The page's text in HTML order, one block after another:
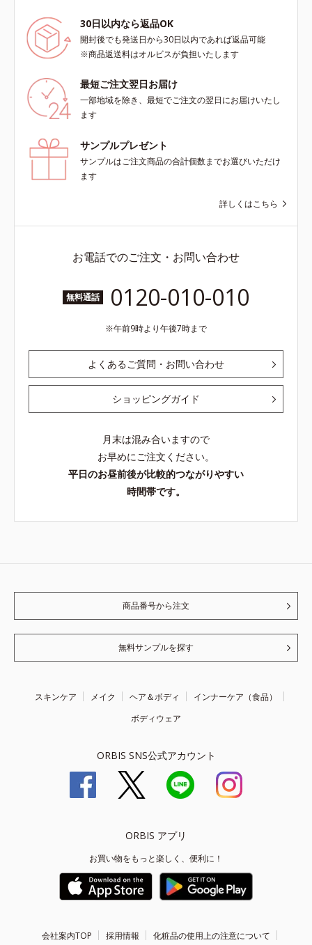
30日以内なら返品OK
開封後でも発送日から30日以内であれば返品可能
※商品返送料はオルビスが負担いたします
最短ご注文翌日お届け
一部地域を除き、最短でご注文の翌日にお届けいたし
ます
サンプルプレゼント
サンプルはご注文商品の合計個数までお選びいただけ
ます
詳しくはこちら
お電話でのご注文・お問い合わせ
無料通話 0120-010-010
午前9時より午後7時まで
よくあるご質問・お問い合わせ
ショッピングガイド
月末は混み合いますので
お早めにご注文ください。
平日のお昼前後が比較的つながりやすい
時間帯です。
商品番号から注文
無料サンプルを探す
スキンケア メイク ヘア＆ボディ
インナーケア（食品）
ボディウェア
ORBIS SNS公式アカウント
ORBIS アプリ
お買い物をもっと楽しく、便利に！
会社案内TOP 採用情報 化粧品の使用上の注意について